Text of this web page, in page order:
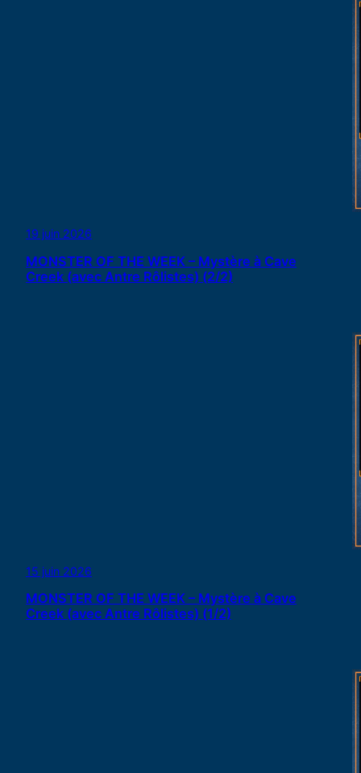
19 juin 2026
MONSTER OF THE WEEK – Mystère à Cave
Creek (avec Antre Rôlistes) (2/2)
15 juin 2026
MONSTER OF THE WEEK – Mystère à Cave
Creek (avec Antre Rôlistes) (1/2)